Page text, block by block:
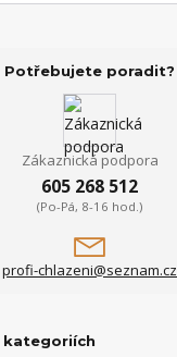
Potřebujete poradit?
Zákaznická podpora
605 268 512
(Po-Pá, 8-16 hod.)
profi-chlazeni@seznam.cz
kategoriích